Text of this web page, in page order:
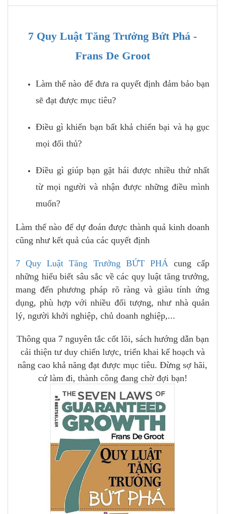
7 Quy Luật Tăng Trưởng Bứt Phá -
Frans De Groot
Làm thế nào để đưa ra quyết định đảm bảo bạn
sẽ đạt được mục tiêu?
Điều gì khiến bạn bất khả chiến bại và hạ gục
mọi đối thủ?
Điều gì giúp bạn gặt hái được nhiều thứ nhất
từ mọi người và nhận được những điều mình
muốn?
Làm thế nào để dự đoán được thành quả kinh doanh
cũng như kết quả của các quyết định
7 Quy Luật Tăng Trưởng BỨT PHÁcung cấp
những hiểu biết sâu sắc về các quy luật tăng trưởng,
mang đến phương pháp rõ ràng và giàu tính ứng
dụng, phù hợp với nhiều đối tượng, như nhà quản
lý, người khởi nghiệp, chủ doanh nghiệp,...
Thông qua 7 nguyên tắc cốt lõi, sách hướng dẫn bạn
cải thiện tư duy chiến lược, triển khai kế hoạch và
nâng cao khả năng đạt được mục tiêu. Đừng sợ hãi,
cứ làm đi, thành công đang chờ đợi bạn!